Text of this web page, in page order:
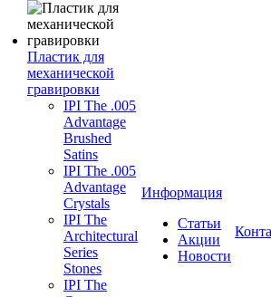
Пластик для
механической
гравировки
IPI The .005
Advantage
Brushed
Satins
IPI The .005
Advantage
Crystals
IPI The
Architectural
Series
Stones
IPI The
Информация
Статьи
Акции
Новости